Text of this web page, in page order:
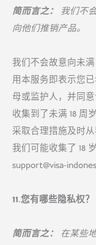
简而言之： 我们不
向他们推销产品。
我们不会故意向未
用本服务即表示您
母或监护人，并同
收集到了未满 18 周
采取合理措施及时
我们可能收集了 18
support@visa-
11.您有哪些隐私权？
简而言之：
在某些